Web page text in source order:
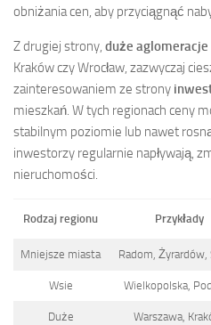
obniżania cen, aby przyciągnąć
Z drugiej strony, duże
Kraków czy Wrocław, zazwyczaj
zainteresowaniem ze strony
mieszkań. W tych regionach ceny
stabilnym poziomie lub nawet
inwestorzy regularnie napływają,
nieruchomości.
Rodzaj regionu Przykłady
Mniejsze miasta Radom, Żyrardów,
Wsie Wielkopolska,
Duże
Warszawa,